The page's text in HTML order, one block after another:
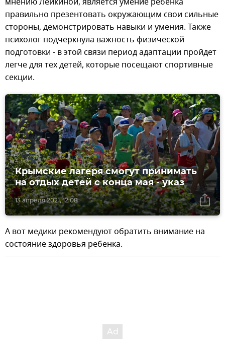
правильно презентовать окружающим свои сильные
стороны, демонстрировать навыки и умения. Также
психолог подчеркнула важность физической
подготовки - в этой связи период адаптации пройдет
легче для тех детей, которые посещают спортивные
секции.
13 апреля 2021, 12:08
Крымские лагеря смогут принимать
на отдых детей с конца мая - указ
А вот медики рекомендуют обратить внимание на
состояние здоровья ребенка.